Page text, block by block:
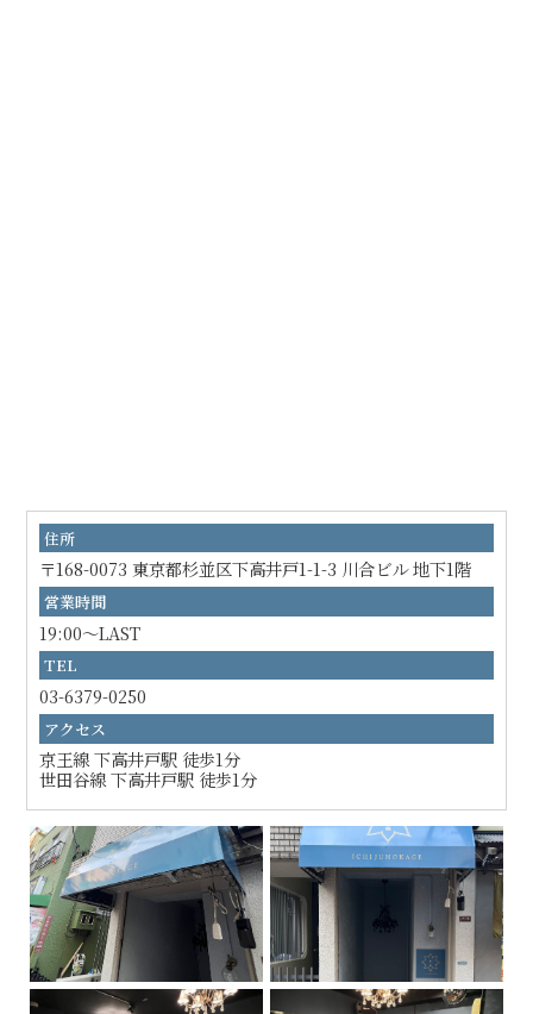
住所
〒168-0073 東京都杉並区下高井戸1-1-3 川合ビル 地下1階
営業時間
19:00～LAST
TEL
03-6379-0250
アクセス
京王線 下高井戸駅 徒歩1分
世田谷線 下高井戸駅 徒歩1分